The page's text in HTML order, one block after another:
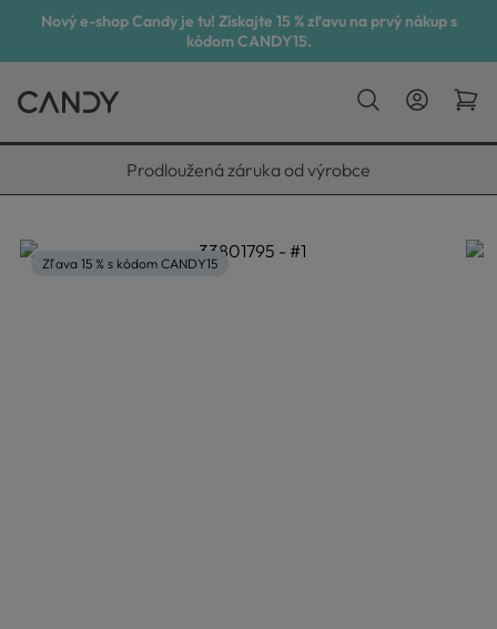
Nový e-shop Candy je tu! Získajte 15 % zľavu na prvý nákup s
kódom CANDY15.
Prodloužená záruka od výrobce
Zľava 15 % s kódom CANDY15